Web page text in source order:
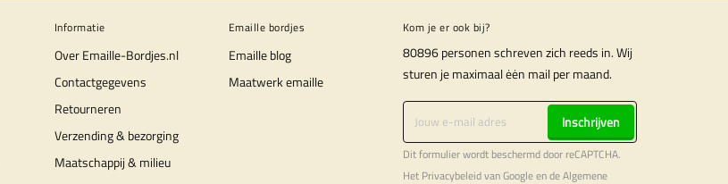
Informatie
Over Emaille-Bordjes.nl
Contactgegevens
Retourneren
Verzending & bezorging
Maatschappij & milieu
Emaille bordjes
Emaille blog
Maatwerk emaille
Kom je er ook bij?
80896 personen schreven zich reeds in. Wij
sturen je maximaal ėėn mail per maand.
Inschrijven
Dit formulier wordt beschermd door reCAPTCHA.
Het Privacybeleidvan Google en deAlgemene